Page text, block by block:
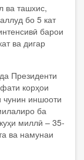
ва ташхис,
бо 5 кат
барои
ва дигар
Президенти
корҳои
иншооти
ба
миллӣ – 35-
ва намунаи